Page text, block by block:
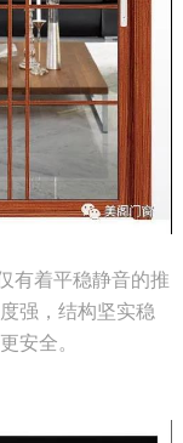
着平稳静音的推
强，结构坚实稳
安全。